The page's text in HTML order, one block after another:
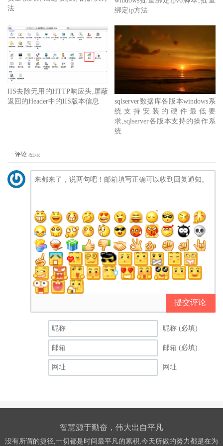
法
绑定ip方法
IIS去除无用的HTTP响应头,屏蔽
返回的Header中的IIS版本信息
sqlserver数据库各版本windows系
统支持安装的硬件最低要
求,sqlserver各版本支持的操作系
统
评论 抢沙发
提交评论
昵称 (必填)
邮箱 (必填)
网址
智慧源于勤奋，伟大出自平凡
没有所谓的捷径,一切都是时间最平凡的累积,今天所做的努力都是在为